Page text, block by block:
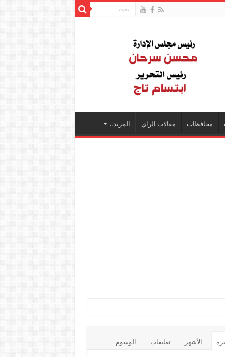
محافظات مقالات الراي المزيد..
الأشهر تعليقات الوسوم